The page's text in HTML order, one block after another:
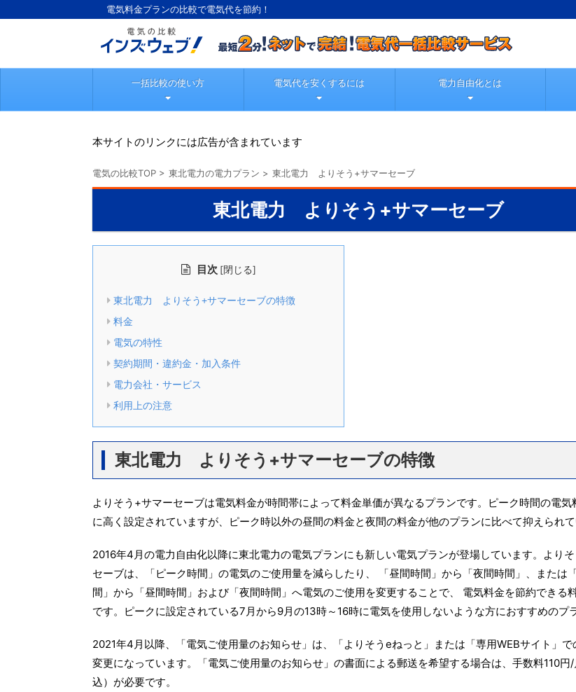
電気料金プランの比較で電気代を節約！
一括比較の使い方 電気代を安くするには 電力自由化とは
本サイトのリンクには広告が含まれています
電気の比較TOP > 東北電力の電力プラン > 東北電力 よりそう+サマーセーブ
東北電力 よりそう+サマーセーブ
目次 [閉じる]
東北電力 よりそう+サマーセーブの特徴
料金
電気の特性
契約期間・違約金・加入条件
電力会社・サービス
利用上の注意
東北電力 よりそう+サマーセーブの特徴
よりそう+サマーセーブは電気料金が時間帯によって料金単価が異なるプランです。ピーク時間の電気
に高く設定されていますが、ピーク時以外の昼間の料金と夜間の料金が他のプランに比べて抑えられて
2016年4月の電力自由化以降に東北電力の電気プランにも新しい電気プランが登場しています。より
セーブは、「ピーク時間」の電気のご使用量を減らしたり、 「昼間時間」から「夜間時間」、または
間」から「昼間時間」および「夜間時間」へ電気のご使用を変更することで、 電気料金を節約できる
です。ピークに設定されている7月から9月の13時～16時に電気を使用しないような方におすすめのプ
2021年4月以降、「電気ご使用量のお知らせ」は、「よりそうeねっと」または「専用WEBサイト」で
変更になっています。「電気ご使用量のお知らせ」の書面による郵送を希望する場合は、手数料110円
込）が必要です。